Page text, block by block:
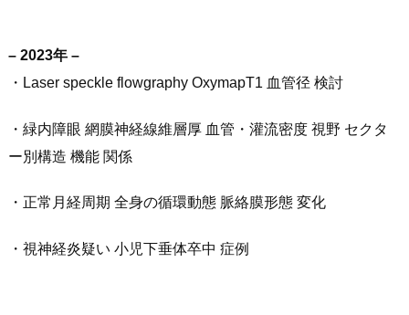
– 2023年 –
・Laser speckle flowgraphy OxymapT1 血管径 検討
・緑内障眼 網膜神経線維層厚 血管・灌流密度 視野 セクタ
ー別構造 機能 関係
・正常月経周期 全身の循環動態 脈絡膜形態 変化
・視神経炎疑い 小児下垂体卒中 症例